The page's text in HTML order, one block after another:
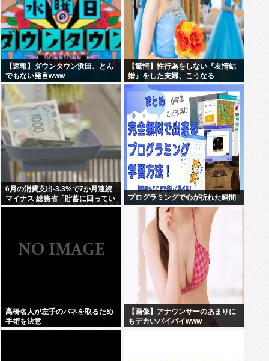
【速報】ダウンタウン浜田、とん
でもない発言www
【驚愕】性行為をしない『友情結
婚』をした夫婦、こうなる
⇒･･･！！！
6月の消費支出-3.3%で7か月連続
マイナス 総務省「貯蓄に回ってい
る可能性」
プログラミングで心が折れた瞬間
高橋名人が左手のバネを取るため
手術を決意
【画像】アナウンサーのあまりに
もデカいパイパイwww